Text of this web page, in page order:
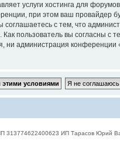
услуги хостинга для
при этом ваш провайдер
с тем, что
пользователь вы согласны с
администрация
313774622400623 ИП Тарасов Юрий